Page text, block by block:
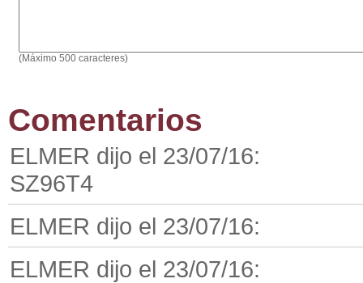
(Máximo 500 caracteres)
Comentarios
ELMER dijo el 23/07/16:
SZ96T4
ELMER dijo el 23/07/16:
ELMER dijo el 23/07/16: